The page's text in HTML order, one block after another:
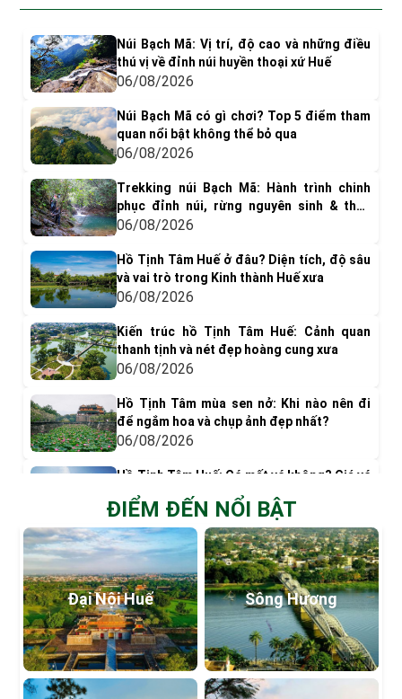
Núi Bạch Mã: Vị trí, độ cao và những điều
thú vị về đỉnh núi huyền thoại xứ Huế
06/08/2026
Núi Bạch Mã có gì chơi? Top 5 điểm tham
quan nổi bật không thể bỏ qua
06/08/2026
Trekking núi Bạch Mã: Hành trình chinh
phục đỉnh núi, rừng nguyên sinh & thác
nước tuyệt đẹp
06/08/2026
Hồ Tịnh Tâm Huế ở đâu? Diện tích, độ sâu
và vai trò trong Kinh thành Huế xưa
06/08/2026
Kiến trúc hồ Tịnh Tâm Huế: Cảnh quan
thanh tịnh và nét đẹp hoàng cung xưa
06/08/2026
Hồ Tịnh Tâm mùa sen nở: Khi nào nên đi
để ngắm hoa và chụp ảnh đẹp nhất?
06/08/2026
Hồ Tịnh Tâm Huế: Có mất vé không? Giá vé
& Kinh nghiệm tham quan
05/08/2026
Có gì chơi ở phá Tam Giang? Top 9 trải
nghiệm nên thử
05/08/2026
Khám phá Đầm Chuồn: Vẻ đẹp bình yên
giữa Phá Tam Giang
05/08/2026
Khám phá Rú Chá – Đầm Chuồn: Du lịch
ĐIỂM ĐẾN NỔI BẬT
Đại Nội Huế Sông Hương